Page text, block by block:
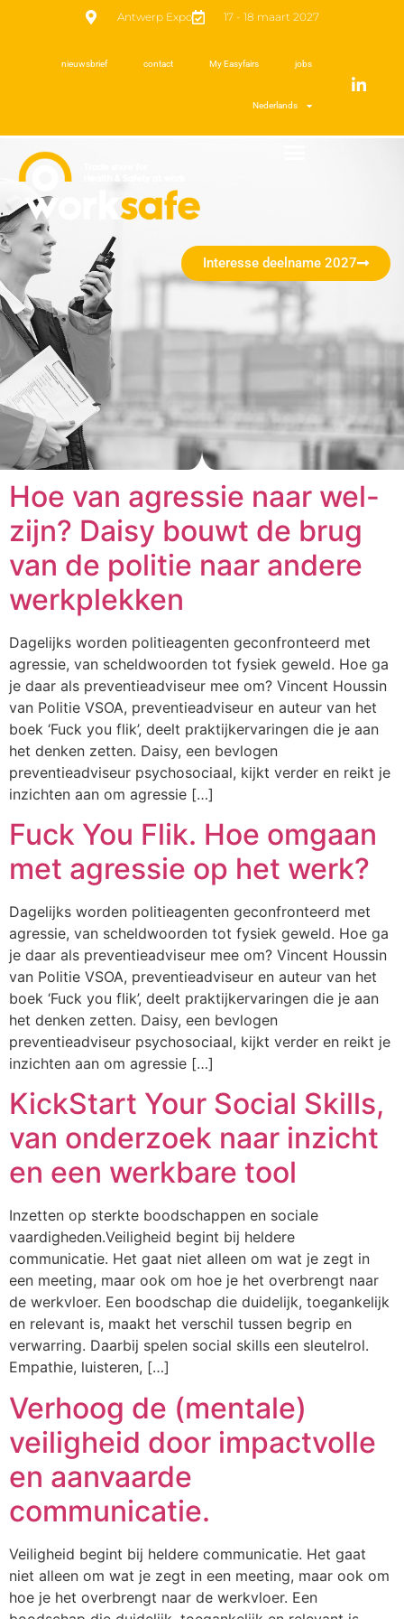
Antwerp Expo 17 - 18 maart 2027
nieuwsbrief contact My Easyfairs jobs
Nederlands
Interesse deelname 2027
Hoe van agressie naar wel-
zijn? Daisy bouwt de brug
van de politie naar andere
werkplekken
Dagelijks worden politieagenten geconfronteerd met
agressie, van scheldwoorden tot fysiek geweld. Hoe ga
je daar als preventieadviseur mee om? Vincent Houssin
van Politie VSOA, preventieadviseur en auteur van het
boek ‘Fuck you flik’, deelt praktijkervaringen die je aan
het denken zetten. Daisy, een bevlogen
preventieadviseur psychosociaal, kijkt verder en reikt je
inzichten aan om agressie […]
Fuck You Flik. Hoe omgaan
met agressie op het werk?
Dagelijks worden politieagenten geconfronteerd met
agressie, van scheldwoorden tot fysiek geweld. Hoe ga
je daar als preventieadviseur mee om? Vincent Houssin
van Politie VSOA, preventieadviseur en auteur van het
boek ‘Fuck you flik’, deelt praktijkervaringen die je aan
het denken zetten. Daisy, een bevlogen
preventieadviseur psychosociaal, kijkt verder en reikt je
inzichten aan om agressie […]
KickStart Your Social Skills,
van onderzoek naar inzicht
en een werkbare tool
Inzetten op sterkte boodschappen en sociale
vaardigheden.Veiligheid begint bij heldere
communicatie. Het gaat niet alleen om wat je zegt in
een meeting, maar ook om hoe je het overbrengt naar
de werkvloer. Een boodschap die duidelijk, toegankelijk
en relevant is, maakt het verschil tussen begrip en
verwarring. Daarbij spelen social skills een sleutelrol.
Empathie, luisteren, […]
Verhoog de (mentale)
veiligheid door impactvolle
en aanvaarde
communicatie.
Veiligheid begint bij heldere communicatie. Het gaat
niet alleen om wat je zegt in een meeting, maar ook om
hoe je het overbrengt naar de werkvloer. Een